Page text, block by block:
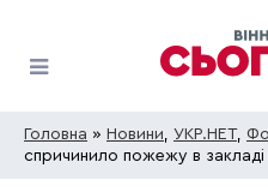
Головна » Новини, УКР.НЕТ,
спричинило пожежу в закладі